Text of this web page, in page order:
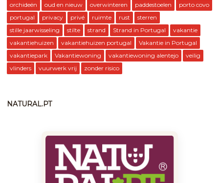
orchideën
oud en nieuw overwinteren paddestoelen
porto covo
portugal
privacy privé ruimte rust
sterren
stille jaarwisseling
stilte strand Strand in Portugal
vakantie
vakantiehuizen
vakantiehuizen portugal
Vakantie in Portugal
vakantiepark
Vakantiewoning vakantiewoning alentejo
veilig
vlinders
vuurwerk vrij zonder risico
NATURAL.PT